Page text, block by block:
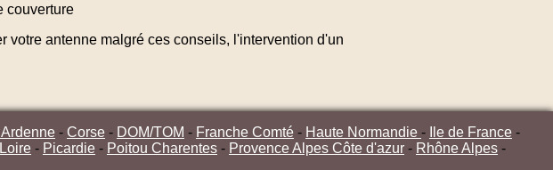
couverture
votre antenne malgré ces conseils, l'intervention d'un
- Corse - DOM/TOM - Franche Comté - Haute Normandie - Ile de France -
- Picardie - Poitou Charentes - Provence Alpes Côte d'azur - Rhône Alpes -